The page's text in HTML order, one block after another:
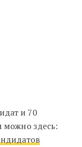
и 70
можно здесь: